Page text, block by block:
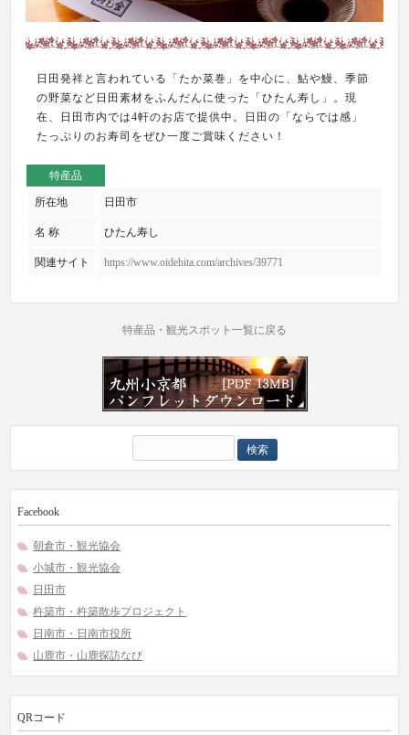
日田発祥と言われている「たか菜巻」を中心に、鮎や鰻、季節
の野菜など日田素材をふんだんに使った「ひたん寿し」。現
在、日田市内では4軒のお店で提供中。日田の「ならでは感」
たっぷりのお寿司をぜひ一度ご賞味ください！
特産品
所在地 日田市
名 称 ひたん寿し
関連サイト https://www.oidehita.com/archives/39771
特産品・観光スポット一覧に戻る
索:
Facebook
朝倉市・観光協会
小城市・観光協会
日田市
杵築市・杵築散歩プロジェクト
日南市・日南市役所
山鹿市・山鹿探訪なび
QRコード